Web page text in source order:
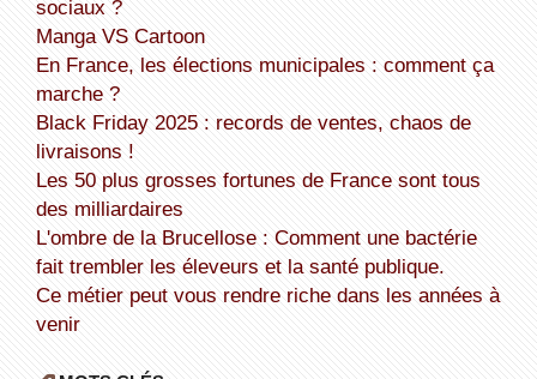
sociaux ?
Manga VS Cartoon
En France, les élections municipales : comment ça
marche ?
Black Friday 2025 : records de ventes, chaos de
livraisons !
Les 50 plus grosses fortunes de France sont tous
des milliardaires
L'ombre de la Brucellose : Comment une bactérie
fait trembler les éleveurs et la santé publique.
Ce métier peut vous rendre riche dans les années à
venir